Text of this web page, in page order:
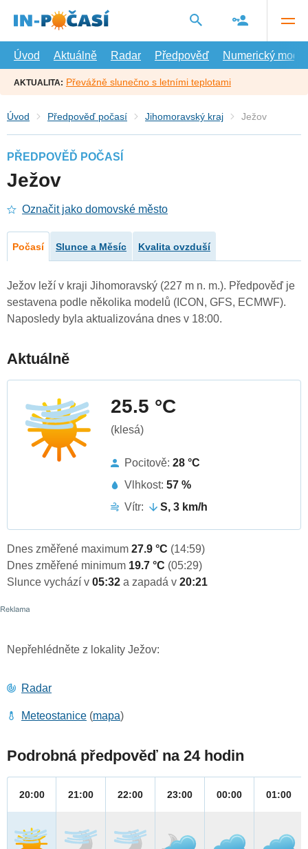
hlavní
Úvod
Aktuálně Radar Předpověď Numerický model
AKTUALITA: Převážně slunečno s letními teplotami
Úvod Předpověď počasí Jihomoravský kraj Ježov
PŘEDPOVĚĎ POČASÍ
Ježov
Označit jako domovské město
Počasí Slunce a Měsíc Kvalita ovzduší
Ježov leží v kraji Jihomoravský (227 m n. m.). Předpověď je
sestavena podle několika modelů (ICON, GFS, ECMWF).
Naposledy byla aktualizována dnes v 18:00.
Aktuálně
25.5 °C
(klesá)
Pocitově: 28 °C
Vlhkost: 57 %
Vítr:
S, 3 km/h
Dnes změřené maximum 27.9 °C (14:59)
Dnes změřené minimum 19.7 °C (05:29)
Slunce vychází v 05:32 a zapadá v 20:21
Nepřehlédněte z lokality Ježov:
Radar
Meteostanice (mapa)
Podrobná předpověď na 24 hodin
20:00 21:00 22:00 23:00 00:00 01:00